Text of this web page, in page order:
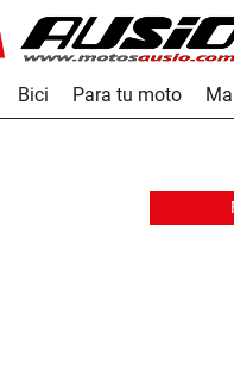
Bici Para tu moto